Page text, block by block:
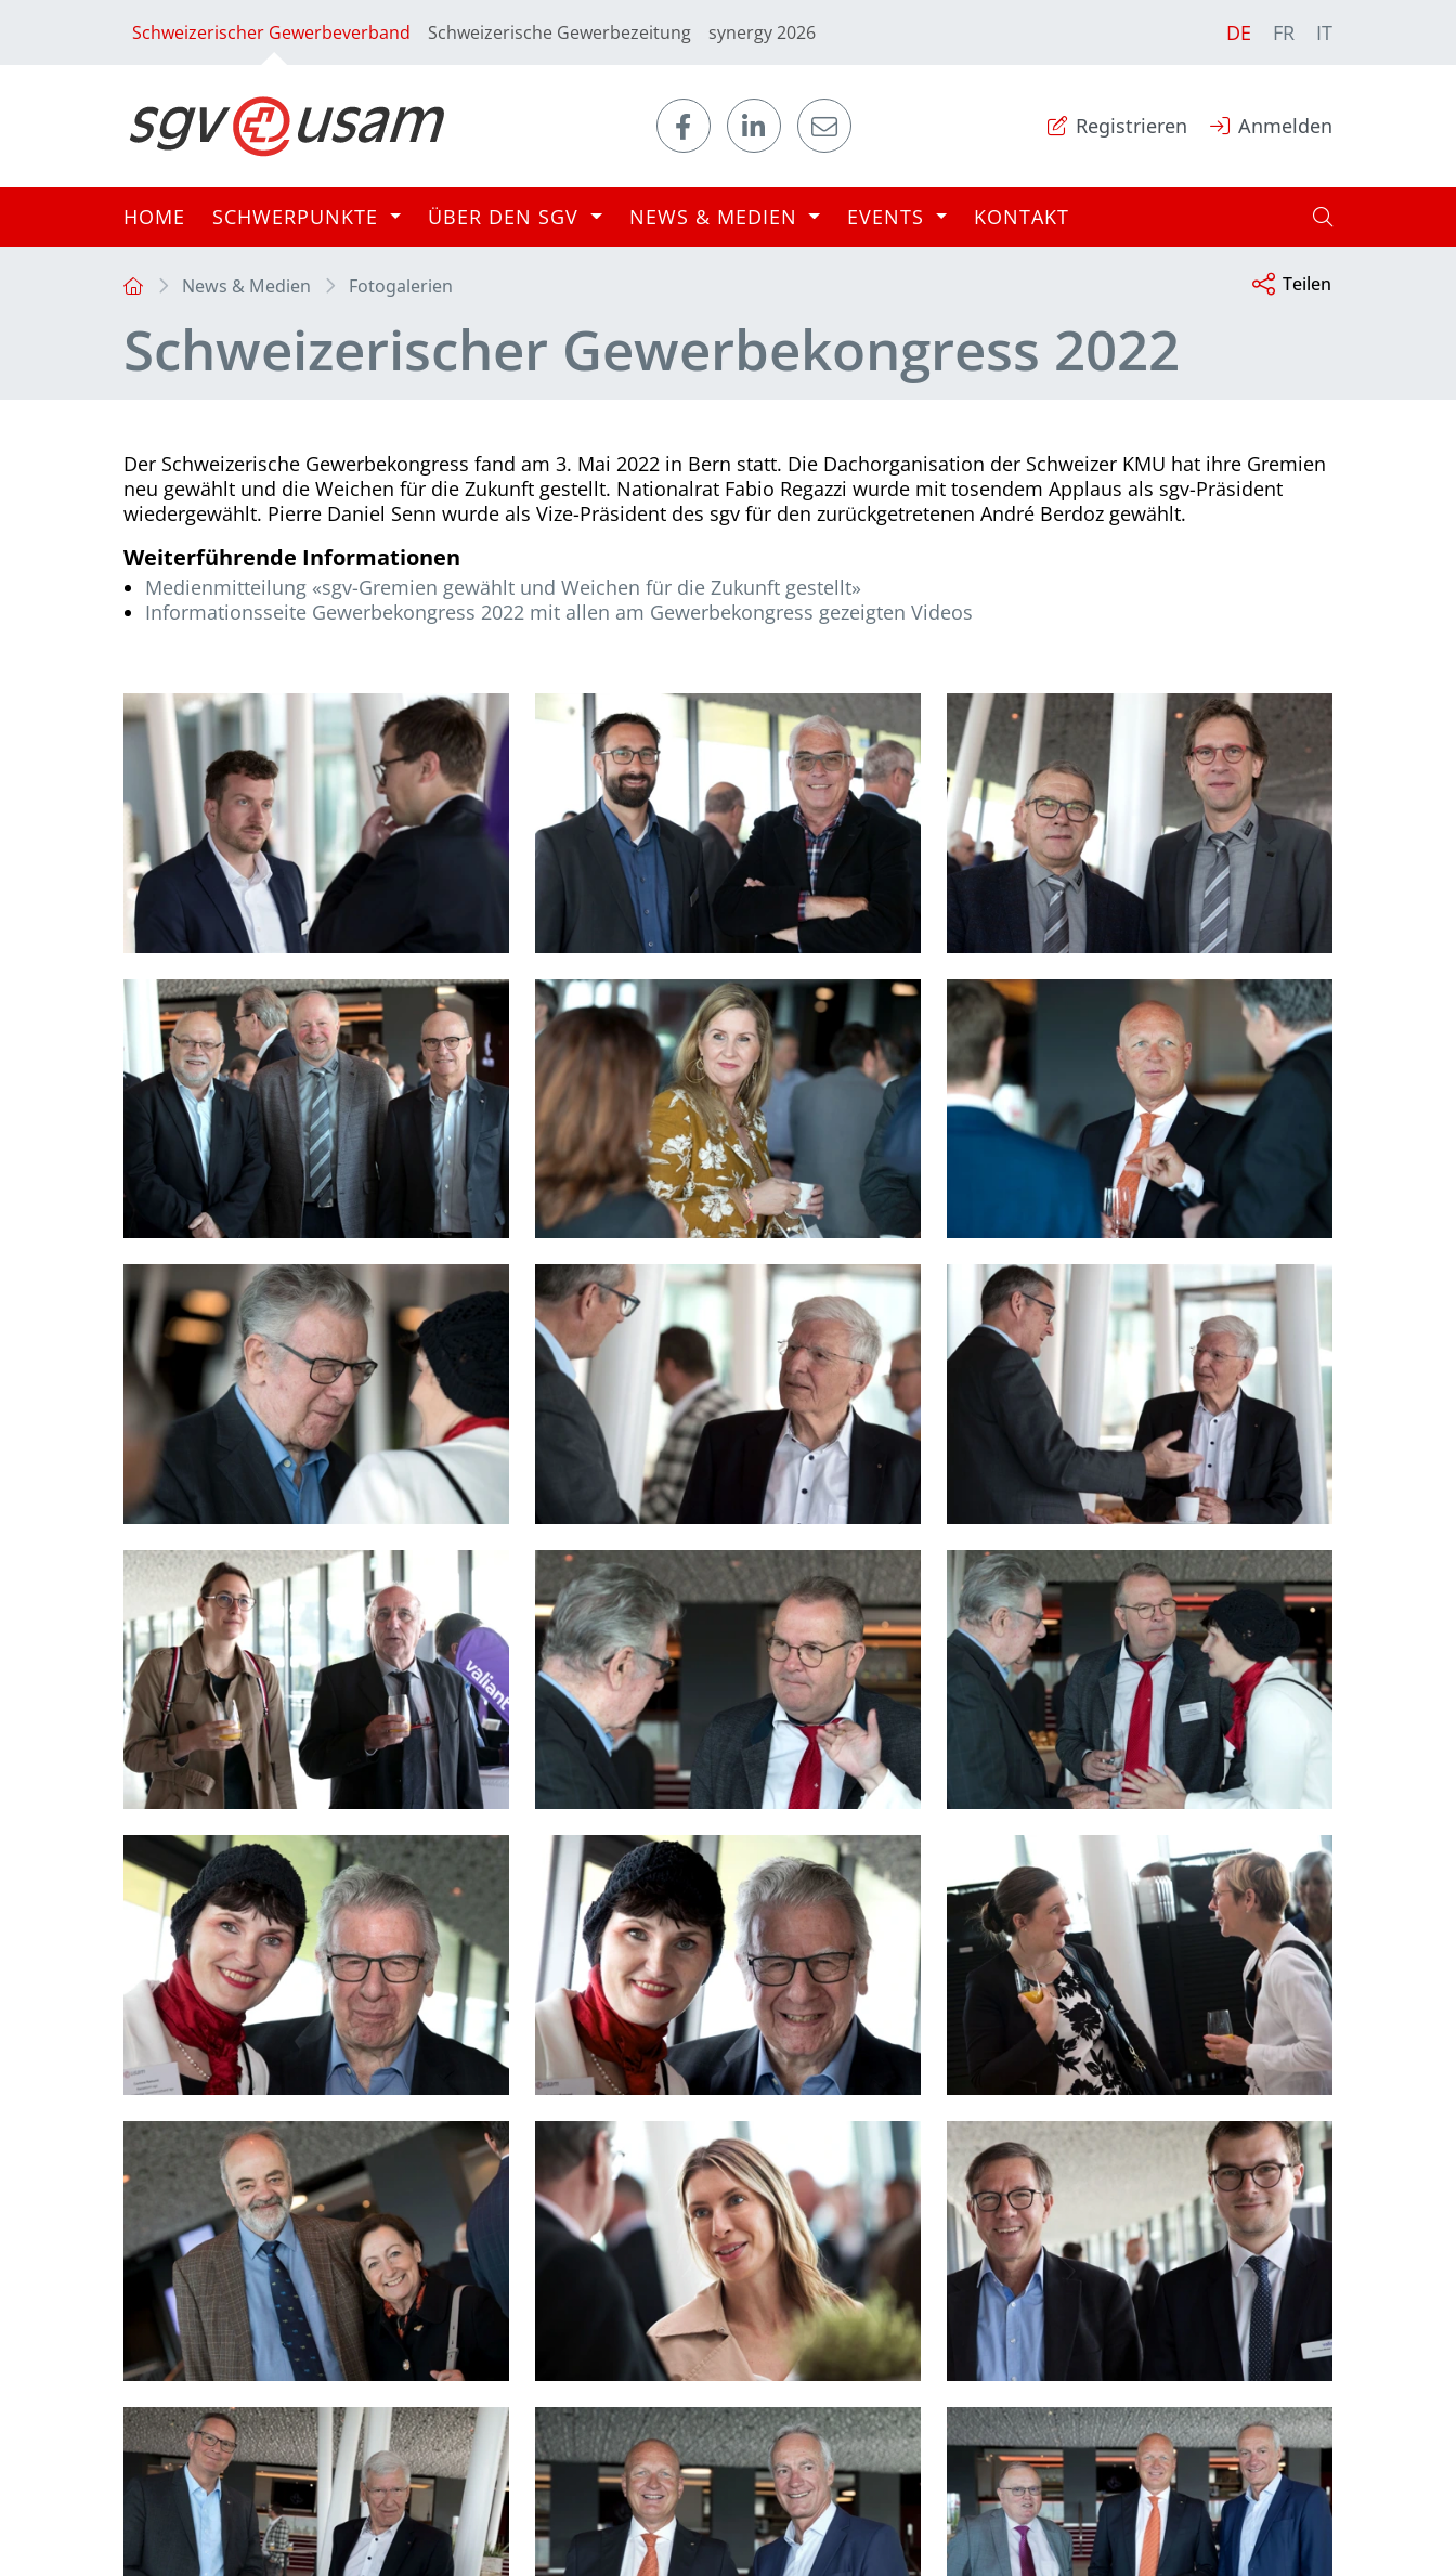
Schweizerischer Gewerbeverband Schweizerische Gewerbezeitung synergy 2026 DE FR IT
Registrieren Anmelden
HOME SCHWERPUNKTE ÜBER DEN SGV NEWS & MEDIEN EVENTS KONTAKT
News & Medien Fotogalerien Teilen
Schweizerischer Gewerbekongress 2022
Der Schweizerische Gewerbekongress fand am 3. Mai 2022 in Bern statt. Die Dachorganisation der Schweizer KMU hat ihre Gremien
neu gewählt und die Weichen für die Zukunft gestellt. Nationalrat Fabio Regazzi wurde mit tosendem Applaus als sgv-Präsident
wiedergewählt. Pierre Daniel Senn wurde als Vize-Präsident des sgv für den zurückgetretenen André Berdoz gewählt.
Weiterführende Informationen
Medienmitteilung «sgv-Gremien gewählt und Weichen für die Zukunft gestellt»
Informationsseite Gewerbekongress 2022 mit allen am Gewerbekongress gezeigten Videos